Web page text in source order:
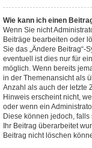
Wie kann ich einen
Wenn Sie nicht
Beiträge bearbeiten oder
Sie das „Ändere Beitrag“-
eventuell ist dies nur für
möglich. Wenn bereits
in der Themenansicht als
Anzahl als auch der letzte
Hinweis erscheint nicht,
oder wenn ein
Diese können jedoch,
Ihr Beitrag überarbeitet
Beitrag nicht löschen